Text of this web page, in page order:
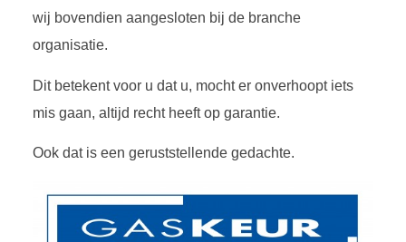
wij bovendien aangesloten bij de branche
organisatie.
Dit betekent voor u dat u, mocht er onverhoopt iets
mis gaan, altijd recht heeft op garantie.
Ook dat is een geruststellende gedachte.